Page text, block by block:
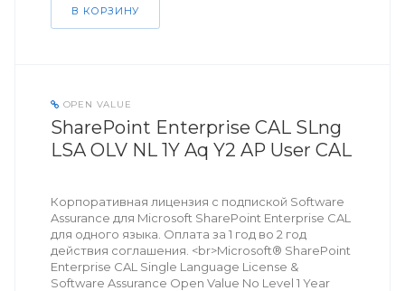
В КОРЗИНУ
OPEN VALUE
SharePoint Enterprise CAL SLng
LSA OLV NL 1Y Aq Y2 AP User CAL
Корпоративная лицензия с подпиской Software
Assurance для Microsoft SharePoint Enterprise CAL
для одного языка. Оплата за 1 год во 2 год
действия соглашения. <br>Microsoft® SharePoint
Enterprise CAL Single Language License &
Software Assurance Open Value No Level 1 Year